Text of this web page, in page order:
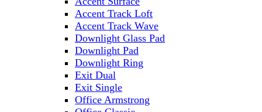
Accent Track Loft
Accent Track Wave
Downlight Glass Pad
Downlight Pad
Downlight Ring
Exit Dual
Exit Single
Office Armstrong